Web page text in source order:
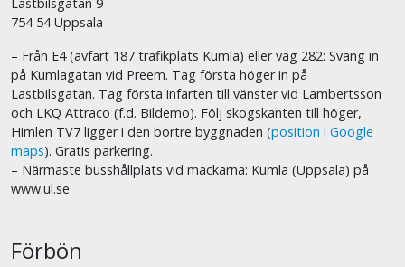
Lastbilsgatan 9
754 54 Uppsala
– Från E4 (avfart 187 trafikplats Kumla) eller väg 282: Sväng in
på Kumlagatan vid Preem. Tag första höger in på
Lastbilsgatan. Tag första infarten till vänster vid Lambertsson
och LKQ Attraco (f.d. Bildemo). Följ skogskanten till höger,
Himlen TV7 ligger i den bortre byggnaden (position i Google
maps). Gratis parkering.
– Närmaste busshållplats vid mackarna: Kumla (Uppsala) på
www.ul.se
Förbön